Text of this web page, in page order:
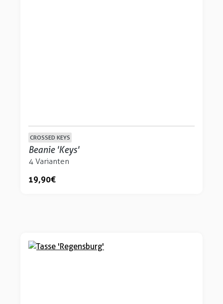
CROSSED KEYS
Beanie 'Keys'
4 Varianten
19,90 €